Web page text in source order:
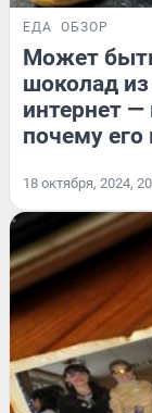
ЕДА ОБЗОР
Может
шоколад из
интернет
почему его
18 октября, 2024,